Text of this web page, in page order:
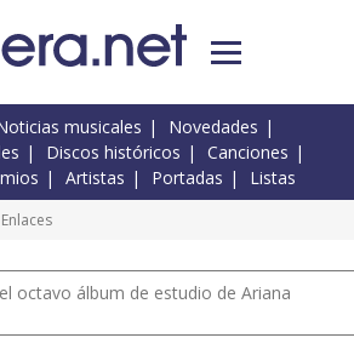
musicales
Novedades
Discos históricos
Canciones
Artistas Portadas Listas
octavo álbum de estudio de Ariana